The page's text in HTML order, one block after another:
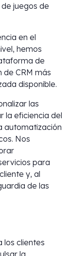
juegos de
en el
hemos
de
CRM más
disponible.
las
la eficiencia del
automatización
Nos
para
y, al
de las
los clientes